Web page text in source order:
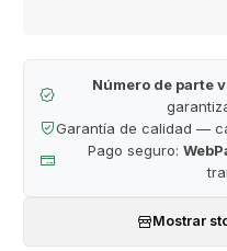
Número de parte
Garantía de calidad —
Pago seguro:
Mostrar